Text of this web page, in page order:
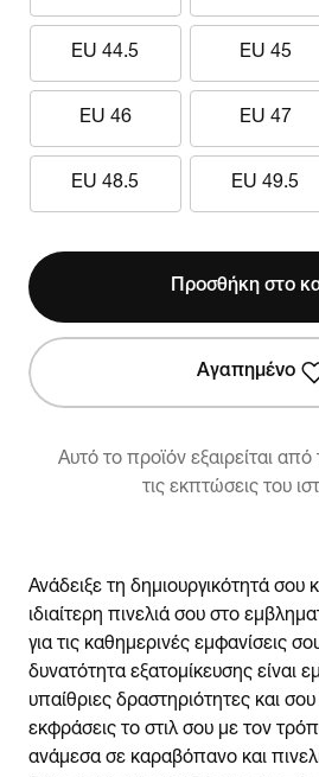
EU 44.5 EU 45
EU 46 EU 47
EU 48.5 EU 49.5
Προσθήκη στο
Αγαπημένο
Αυτό το προϊόν εξαιρείται
τις εκπτώσεις του
Ανάδειξε τη δημιουργικότητά σου
ιδιαίτερη πινελιά σου στο
για τις καθημερινές εμφανίσεις
δυνατότητα εξατομίκευσης είναι
υπαίθριες δραστηριότητες και
εκφράσεις το στιλ σου με τον
ανάμεσα σε καραβόπανο και